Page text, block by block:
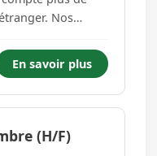
Nos
secteurs du gros
travaux publics
En savoir plus
(H/F)